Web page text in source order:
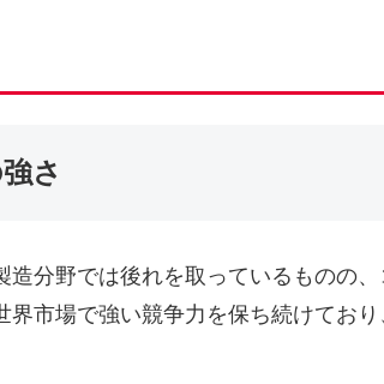
さ
分野では後れを取っているものの
市場で強い競争力を保ち続けてお